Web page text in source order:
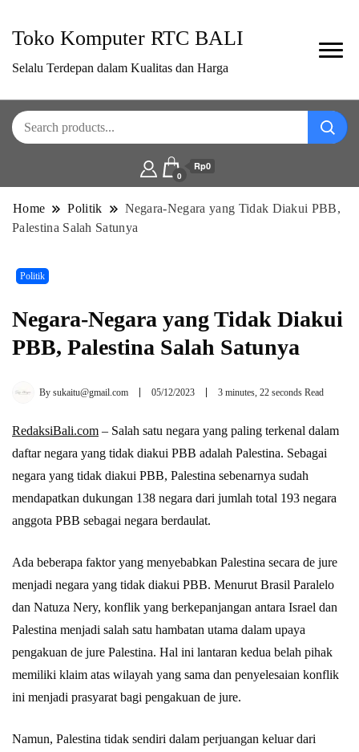
Toko Komputer RTC BALI
Selalu Terdepan dalam Kualitas dan Harga
0
Rp0
Home Politik
Negara-Negara yang Tidak Diakui PBB,
Palestina Salah Satunya
Politik
Negara-Negara yang Tidak Diakui
PBB, Palestina Salah Satunya
By sukaitu@gmail.com 05/12/2023 3 minutes, 22 seconds Read
RedaksiBali.com – Salah satu negara yang paling terkenal dalam
daftar negara yang tidak diakui PBB adalah Palestina. Sebagai
negara yang tidak diakui PBB, Palestina sebenarnya sudah
mendapatkan dukungan 138 negara dari jumlah total 193 negara
anggota PBB sebagai negara berdaulat.
Ada beberapa faktor yang menyebabkan Palestina secara de jure
menjadi negara yang tidak diakui PBB. Menurut Brasil Paralelo
dan Natuza Nery, konflik yang berkepanjangan antara Israel dan
Palestina menjadi salah satu hambatan utama dalam upaya
pengakuan de jure Palestina. Hal ini lantaran kedua belah pihak
memiliki klaim atas wilayah yang sama dan penyelesaian konflik
ini menjadi prasyarat bagi pengakuan de jure.
Namun, Palestina tidak sendiri dalam perjuangan keluar dari